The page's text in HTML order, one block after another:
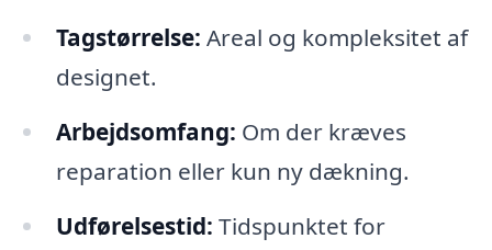
Tagstørrelse: Areal og kompleksitet af
designet.
Arbejdsomfang: Om der kræves
reparation eller kun ny dækning.
Udførelsestid: Tidspunktet for